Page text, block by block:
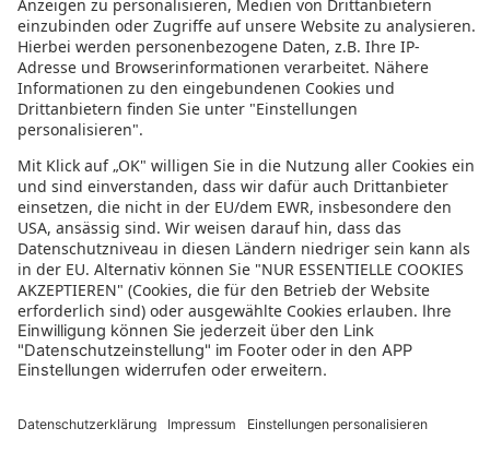
Garmisch-Partenkirchen
Oberaudorf
Bewertung für sonnenklar.TV – EUVIA Travel
GmbH
4.4/5
4.4 von 5 Sternen
aus 61 Bewertungen
(letzte 12 Monate)